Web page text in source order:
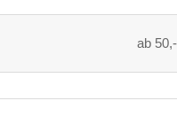
ab